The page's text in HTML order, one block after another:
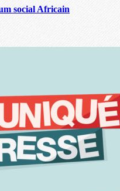
social Africain